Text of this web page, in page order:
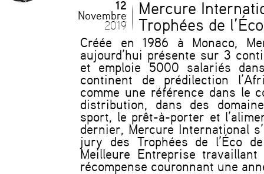
12
Novembre
2019
Mercure
Trophées de
Créée en 1986 à Monaco,
aujourd’hui présente sur 3
et emploie 5000 salariés
continent de prédilection
comme une référence dans le
distribution, dans des
sport, le prêt-à-porter et
dernier, Mercure International
jury des Trophées de l’Éco
Meilleure Entreprise
récompense couronnant une